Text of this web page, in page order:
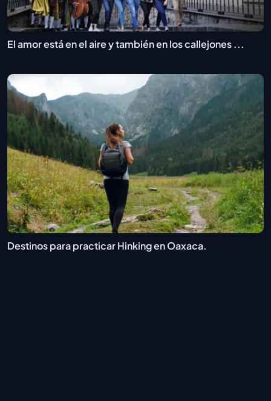
El amor está en el aire y también en los callejones ...
Destinos para practicar Hinking en Oaxaca.